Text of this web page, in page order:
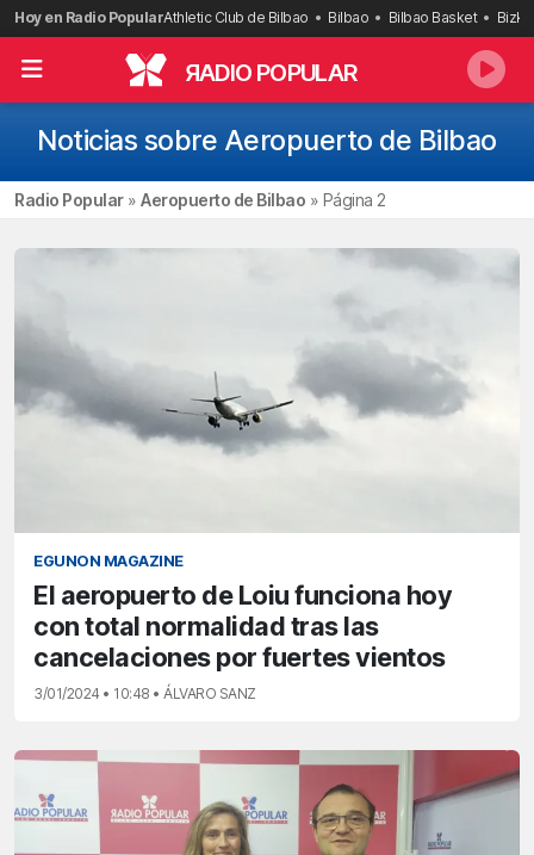
Saltar
al
contenido
Hoy en Radio PopularAthletic Club de Bilbao Bilbao Bilbao Basket
RADIO POPULAR
Noticias sobre Aeropuerto de Bilbao
Radio Popular» Aeropuerto de Bilbao » Página 2
EGUNON MAGAZINE
El aeropuerto de Loiu funciona hoy
con total normalidad tras las
cancelaciones por fuertes vientos
3/01/2024 • 10:48 • ÁLVARO SANZ